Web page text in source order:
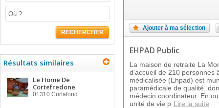
RECHERCHER
Résultats similaires
Le Home De
Cortefredone
01310 Curtafond
Ajouter à ma sélection
EHPAD Public
La maison de retraite La
d'accueil de 210 personnes
médicalisée (Ehpad) est
paramédicale de qualité,
médecin coordinateur. En
unité de vie p Lire la suite